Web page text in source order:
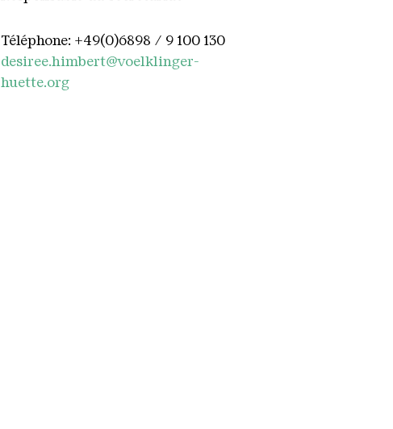
Téléphone: +49(0)6898 / 9 100 130
desiree.himbert@voelklinger-
huette.org